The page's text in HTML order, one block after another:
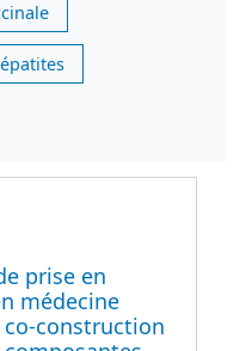
prise en
médecine
construction